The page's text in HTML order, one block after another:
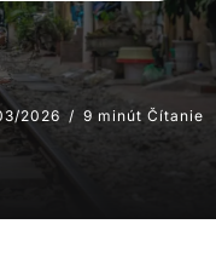
2026 9 minút Čítanie